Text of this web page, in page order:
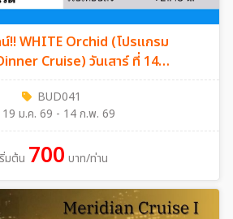
!! WHITE Orchid (โปรแกรม
Cruise) วันเสาร์ ที่ 14
BUD041
19 ม.ค. 69 - 14 ก.พ. 69
มต้น 700 บาท/ท่าน